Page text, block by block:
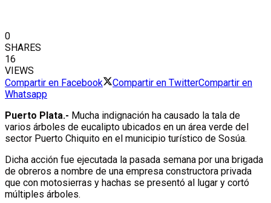
0
SHARES
16
VIEWS
Compartir en Facebook
Compartir en TwitterCompartir en
Whatsapp
Puerto Plata.- Mucha indignación ha causado la tala de
varios árboles de eucalipto ubicados en un área verde del
sector Puerto Chiquito en el municipio turístico de Sosúa.
Dicha acción fue ejecutada la pasada semana por una brigada
de obreros a nombre de una empresa constructora privada
que con motosierras y hachas se presentó al lugar y cortó
múltiples árboles.